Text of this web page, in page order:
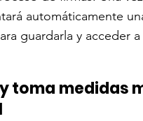
automáticamente
guardarla y acceder
toma medidas